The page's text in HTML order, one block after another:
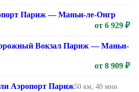
Париж — Маньи-ле-Онгр
от 6 929 ₽
Вокзал Париж — Маньи-
от 8 909 ₽
Аэропорт Париж50 км, 40 мин